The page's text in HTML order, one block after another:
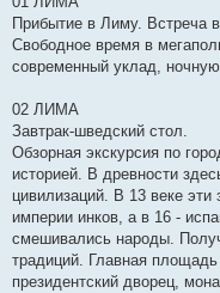
Прибытие в Лиму. Встреча
Свободное время в
современный уклад,
02 ЛИМА
Завтрак-шведский стол.
Обзорная экскурсия по
историей. В древности
цивилизаций. В 13 веке
империи инков, а в 16 -
смешивались народы.
традиций. Главная
президентский дворец,